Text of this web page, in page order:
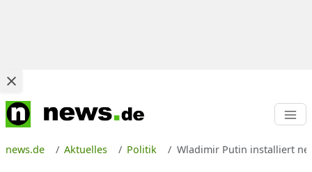
news.de Aktuelles Politik Wladimir Putin installiert